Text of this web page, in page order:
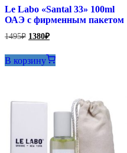
Le Labo «Santal 33» 100ml
ОАЭ с фирменным пакетом
1495₽ Первоначальная
цена
составляла
1495₽.
1380₽Текущая
цена:
1380₽.
В корзину